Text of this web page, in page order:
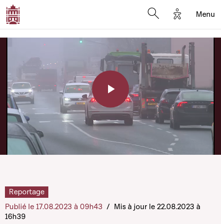
Options
Menu
Play
Video
Reportage
Publié le 17.08.2023 à 09h43 / Mis à jour le 22.08.2023 à
16h39